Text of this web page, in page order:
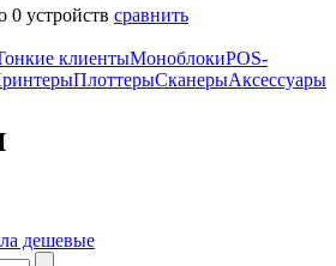
0 устройств сравнить
клиентыМоноблокиPOS-
ПлоттерыСканерыАксессуары
дешевые